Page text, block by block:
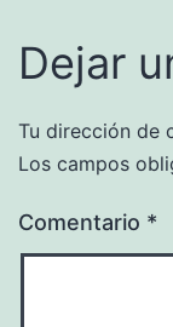
Dejar
Tu dirección de
Los campos
Comentario *